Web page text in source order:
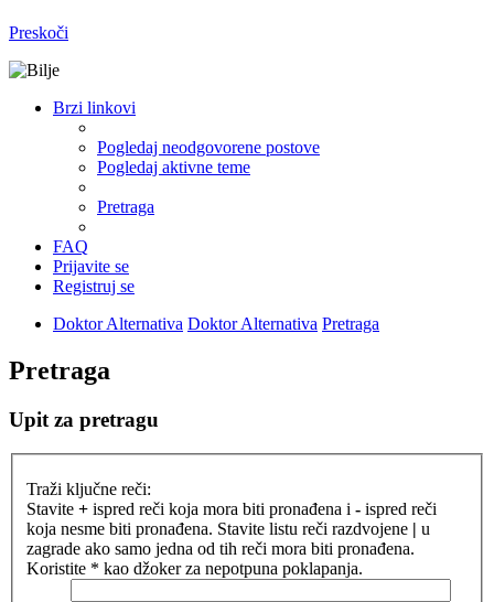
Preskoči
Brzi linkovi
Pogledaj neodgovorene postove
Pogledaj aktivne teme
Pretraga
FAQ
Prijavite se
Registruj se
Doktor Alternativa Doktor Alternativa Pretraga
Pretraga
Upit za pretragu
Traži ključne reči:
Stavite + ispred reči koja mora biti pronađena i - ispred reči
koja nesme biti pronađena. Stavite listu reči razdvojene | u
zagrade ako samo jedna od tih reči mora biti pronađena.
Koristite * kao džoker za nepotpuna poklapanja.